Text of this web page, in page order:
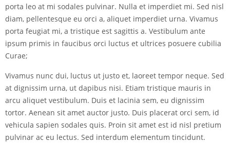
porta leo at mi sodales pulvinar. Nulla et imperdiet mi. Sed nisl
diam, pellentesque eu orci a, aliquet imperdiet urna. Vivamus
porta feugiat mi, a tristique est sagittis a. Vestibulum ante
ipsum primis in faucibus orci luctus et ultrices posuere cubilia
Curae;
Vivamus nunc dui, luctus ut justo et, laoreet tempor neque. Sed
at dignissim urna, ut dapibus nisi. Etiam tristique mauris in
arcu aliquet vestibulum. Duis et lacinia sem, eu dignissim
tortor. Aenean sit amet auctor justo. Duis placerat orci sem, id
vehicula sapien sodales quis. Proin sit amet est id nisl pretium
pulvinar ac eu lectus. Sed interdum elementum tincidunt.